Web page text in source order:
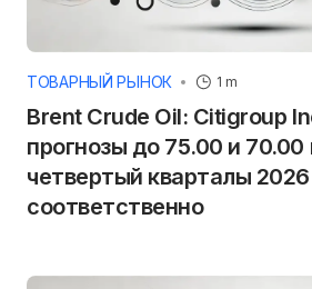
ТОВАРНЫЙ РЫНОК 1 m
Brent Crude Oil: Citigroup
прогнозы до 75.00 и 70.00
четвертый кварталы
соответственно